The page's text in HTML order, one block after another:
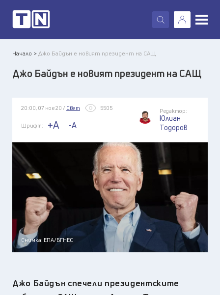
X
Начало >Джо Байдън е новият президент на САЩ
Джо Байдън е новият президент на САЩ
20:00, 07 ное 20 / Свят 5505
Шрифт: +A -A
Редактор:
Юлиан
Тодоров
Снимка: ЕПА/БГНЕС
Джо Байдън спечели президентските